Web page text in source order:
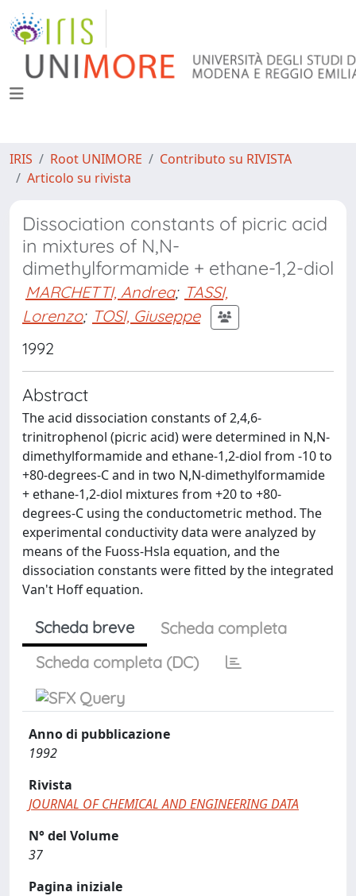
IRIS Root UNIMORE
Contributo su RIVISTA
Articolo su rivista
Dissociation constants of picric acid
in mixtures of N,N-
dimethylformamide + ethane-1,2-diol
MARCHETTI, Andrea; TASSI,
Lorenzo; TOSI, Giuseppe
1992
Abstract
The acid dissociation constants of 2,4,6-
trinitrophenol (picric acid) were determined in N,N-
dimethylformamide and ethane-1,2-diol from -10 to
+80-degrees-C and in two N,N-dimethylformamide
+ ethane-1,2-diol mixtures from +20 to +80-
degrees-C using the conductometric method. The
experimental conductivity data were analyzed by
means of the Fuoss-Hsla equation, and the
dissociation constants were fitted by the integrated
Van't Hoff equation.
Scheda breve
Scheda completa
Scheda completa (DC)
Anno di pubblicazione
1992
Rivista
JOURNAL OF CHEMICAL AND ENGINEERING DATA
N° del Volume
37
Pagina iniziale